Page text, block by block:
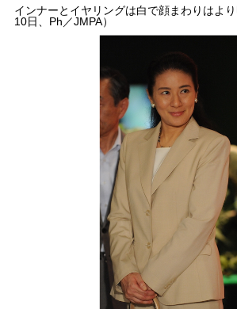
インナーとイヤリングは白で顔まわりはよ
10日、Ph／JMPA）